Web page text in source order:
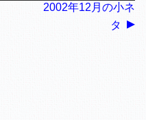
2002年12月の小ネ
タ